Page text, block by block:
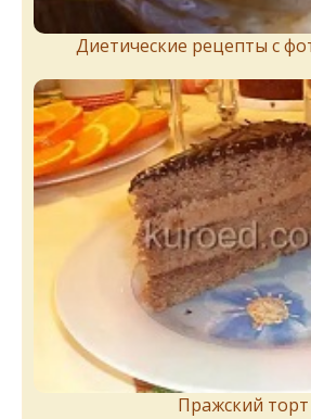
Диетические рецепты с
Пражский торт